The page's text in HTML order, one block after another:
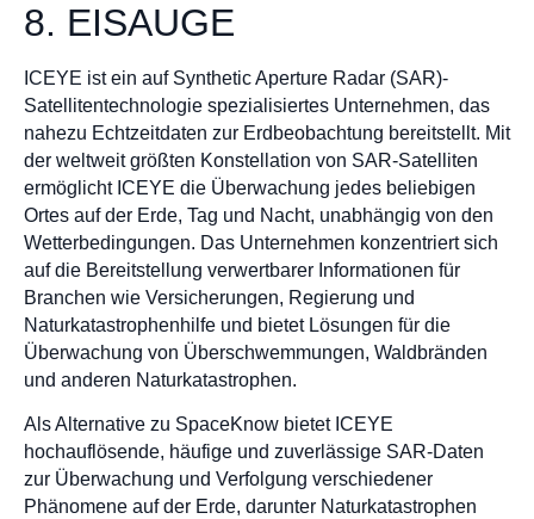
8. EISAUGE
ICEYE ist ein auf Synthetic Aperture Radar (SAR)-
Satellitentechnologie spezialisiertes Unternehmen, das
nahezu Echtzeitdaten zur Erdbeobachtung bereitstellt. Mit
der weltweit größten Konstellation von SAR-Satelliten
ermöglicht ICEYE die Überwachung jedes beliebigen
Ortes auf der Erde, Tag und Nacht, unabhängig von den
Wetterbedingungen. Das Unternehmen konzentriert sich
auf die Bereitstellung verwertbarer Informationen für
Branchen wie Versicherungen, Regierung und
Naturkatastrophenhilfe und bietet Lösungen für die
Überwachung von Überschwemmungen, Waldbränden
und anderen Naturkatastrophen.
Als Alternative zu SpaceKnow bietet ICEYE
hochauflösende, häufige und zuverlässige SAR-Daten
zur Überwachung und Verfolgung verschiedener
Phänomene auf der Erde, darunter Naturkatastrophen